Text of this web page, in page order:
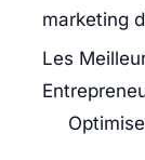
marketing
Les